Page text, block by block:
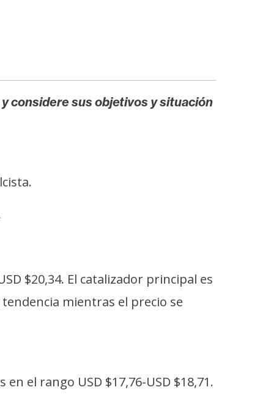
considere sus objetivos y situación
$20,34. El catalizador principal es
mientras el precio se
el rango USD $17,76-USD $18,71.